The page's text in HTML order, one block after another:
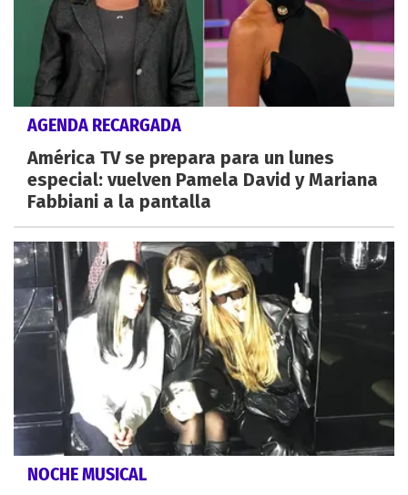
AGENDA RECARGADA
América TV se prepara para un lunes
especial: vuelven Pamela David y Mariana
Fabbiani a la pantalla
NOCHE MUSICAL